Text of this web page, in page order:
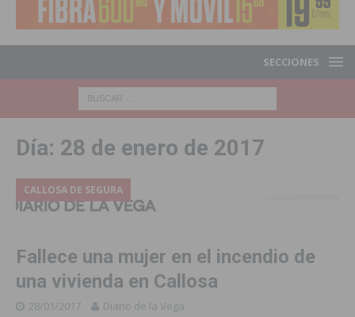
SECCIONES
Día: 28 de enero de 2017
CALLOSA DE SEGURA
Fallece una mujer en el incendio de
una vivienda en Callosa
28/01/2017 Diario de la Vega